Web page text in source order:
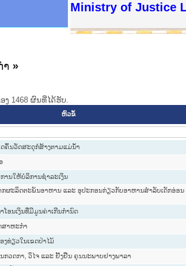
Ministry of Justice
ຊົນ
ຊົນ
າ »
ງ 1468 ຜົນທີ່ໄດ້ຮັບ.
ຫົວຂໍ້
ຄົ້ນວັດສະດຸກໍ່ສ້າງຕາມແມ່ນ້ຳ
ານໃຫ້ບໍລິການຊຳລະເງິນ
ຜະລິດຕະພັນອາຫານ ແລະ ອຸປະກອນກ່ຽວກັບອາຫານສຳລັບເດັກອ່ອນ
ໂອນເງິນທີ່ມີມູນຄ່າເກີນກຳນົດ
ສາຫະກຳ
ງທ່ຽວໃນເຂດປ່າໄມ້
ກວດກາ, ວິໄຈ ແລະ ຢັ້ງຢືນ ຄຸນນະພາບຢາງພາລາ